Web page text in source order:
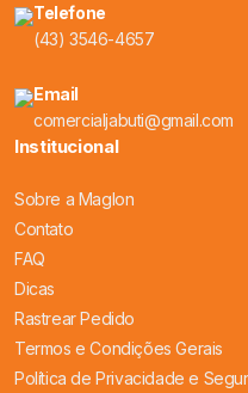
Telefone
(43) 3546-4657
Email
comercialjabuti@gmail.com
Institucional
Sobre a Maglon
Contato
FAQ
Dicas
Rastrear Pedido
Termos e Condições Gerais
Política de Privacidade e